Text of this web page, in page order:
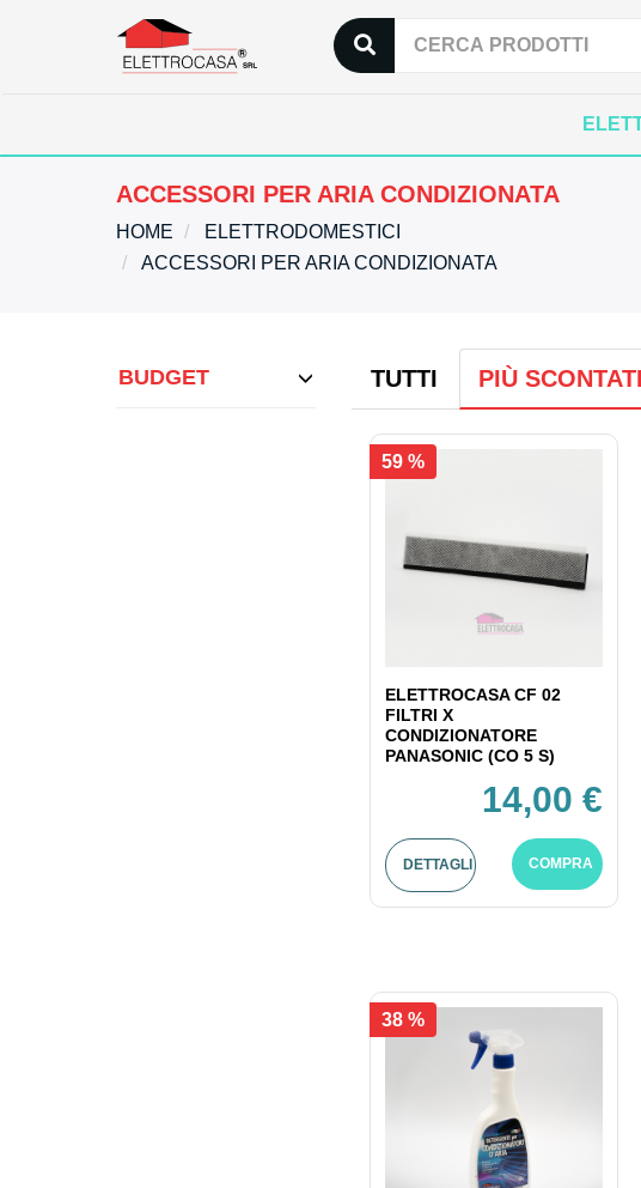
ACCESSORI PER ARIA CONDIZIONATA
HOME
ELETTRODOMESTICI
ACCESSORI PER ARIA CONDIZIONATA
BUDGET TUTTI PIÙ SCONTATI
59 %
ELETTROCASA CF 02
FILTRI X
CONDIZIONATORE
PANASONIC (CO 5 S)
14,00 €
DETTAGLI COMPRA
38 %